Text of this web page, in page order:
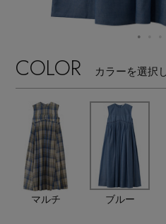
【レース】上品な透け感
【雨の日】急な雨対策グ
【限定】ここでしか買え
【ペプラム】トレンドシ
ブラウス・シャツ
カットソー・Tシャツ
ワンピース・チュニック
パンツ
スカート
すべてのシューズ
サンダル
パンプス
スニーカー
フラットシューズ
バッグ・財布
ショルダーバッグ
トートバッグ
すべてのファッション小
ストール・マフラー・ケ
帽子・イヤーマフ
アクセサリー
すべてのアクセサリー
ピアス・イヤリング
ランジェリー
すべてのランジェリー
スポーツ
すべてのスポーツ
よくあるご質問
COLOR カラーを選択
マルチ ブルー